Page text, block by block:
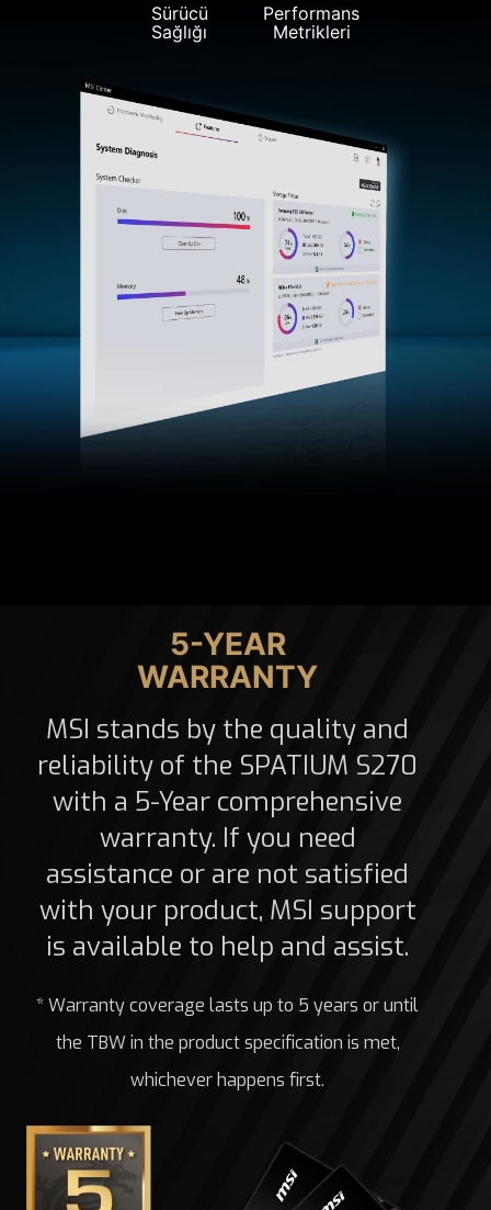
Sürücü
Sağlığı
Performans
Metrikleri
5-YEAR
WARRANTY
MSI stands by the quality and
reliability of the SPATIUM S270
with a 5-Year comprehensive
warranty. If you need
assistance or are not satisfied
with your product, MSI support
is available to help and assist.
* Warranty coverage lasts up to 5 years or until
the TBW in the product specification is met,
whichever happens first.